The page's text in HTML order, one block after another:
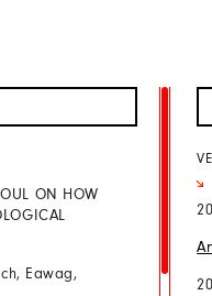
ON HOW
Eawag,